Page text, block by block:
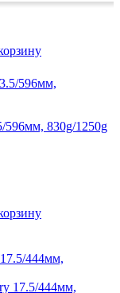
596мм, 830g/1250g
444мм,